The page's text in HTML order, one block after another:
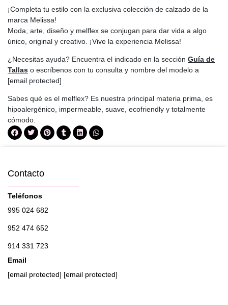
¡Completa tu estilo con la exclusiva colección de calzado de la
marca Melissa!
Moda, arte, diseño y melflex se conjugan para dar vida a algo
único, original y creativo. ¡Vive la experiencia Melissa!
¿Necesitas ayuda? Encuentra el indicado en la sección Guía de
Tallas o escríbenos con tu consulta y nombre del modelo a
[email protected]
Sabes qué es el melflex? Es nuestra principal materia prima, es
hipoalergénico, impermeable, suave, ecofriendly y totalmente
cómodo.
Contacto
Teléfonos
995 024 682
952 474 652
914 331 723
Email
[email protected] [email protected]